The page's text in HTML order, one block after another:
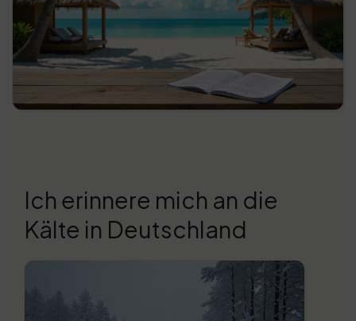
Ich erinnere mich an die
Kälte in Deutschland